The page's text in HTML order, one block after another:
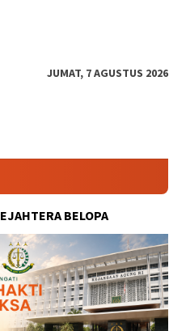
JUMAT, 7 AGUSTUS 2026
BELOPA